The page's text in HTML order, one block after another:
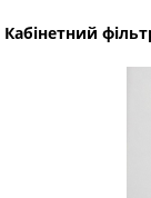
Кабінетний